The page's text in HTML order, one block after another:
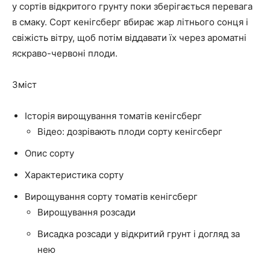
у сортів відкритого грунту поки зберігається перевага
в смаку. Сорт кенігсберг вбирає жар літнього сонця і
свіжість вітру, щоб потім віддавати їх через ароматні
яскраво-червоні плоди.
Зміст
Історія вирощування томатів кенігсберг
Відео: дозрівають плоди сорту кенігсберг
Опис сорту
Характеристика сорту
Вирощування сорту томатів кенігсберг
Вирощування розсади
Висадка розсади у відкритий грунт і догляд за
нею